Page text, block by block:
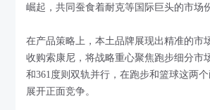
崛起，共同蚕食着耐克等国际巨头的市场
在产品策略上，本土品牌展现出精准的市
收购索康尼，将战略重心聚焦跑步细分市
和361度则双轨并行，在跑步和篮球这两
展开正面竞争。